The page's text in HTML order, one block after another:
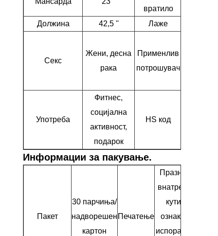
вратило
Должина 42,5 '' Лаже
Секс
Жени, десна
рака
Применлив
потрошувач
Употреба
Фитнес,
социјална
активност,
подарок
HS код
Информации за пакување.
Пакет
30 парчиња/
надворешен
картон
Печатење
Празно за
внатрешна
кутија,
ознака за
испорака на